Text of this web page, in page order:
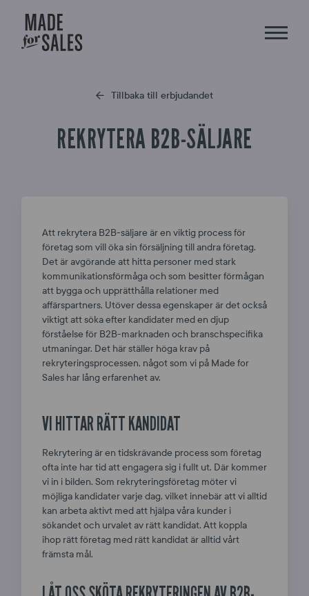
Tillbaka till erbjudandet
REKRYTERA B2B-SÄLJARE
Att rekrytera B2B-säljare är en viktig process för
företag som vill öka sin försäljning till andra företag.
Det är avgörande att hitta personer med stark
kommunikationsförmåga och som besitter förmågan
att bygga och upprätthålla relationer med
affärspartners. Utöver dessa egenskaper är det också
viktigt att söka efter kandidater med en djup
förståelse för B2B-marknaden och branschspecifika
utmaningar. Det här ställer höga krav på
rekryteringsprocessen, något som vi på Made for
Sales har lång erfarenhet av.
VI HITTAR RÄTT KANDIDAT
Rekrytering är en tidskrävande process som företag
ofta inte har tid att engagera sig i fullt ut. Där kommer
vi in i bilden. Som rekryteringsföretag möter vi
möjliga kandidater varje dag, vilket innebär att vi alltid
kan arbeta aktivt med att hjälpa våra kunder i
sökandet och urvalet av rätt kandidat. Att koppla
ihop rätt företag med rätt kandidat är alltid vårt
främsta mål.